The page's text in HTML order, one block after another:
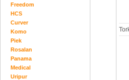
Freedom
HCS
Curver
Komo
Piek
Rosalan
Panama
Medical
Uripur